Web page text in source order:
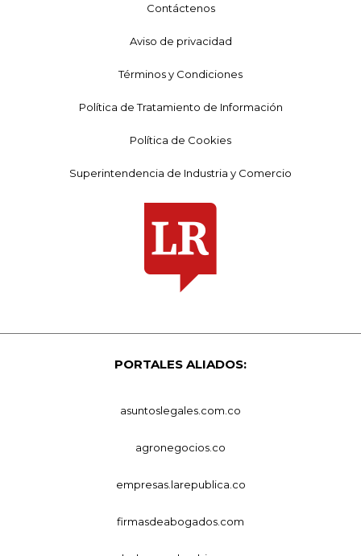
Contáctenos
Aviso de privacidad
Términos y Condiciones
Política de Tratamiento de Información
Política de Cookies
Superintendencia de Industria y Comercio
PORTALES ALIADOS:
asuntoslegales.com.co
agronegocios.co
empresas.larepublica.co
firmasdeabogados.com